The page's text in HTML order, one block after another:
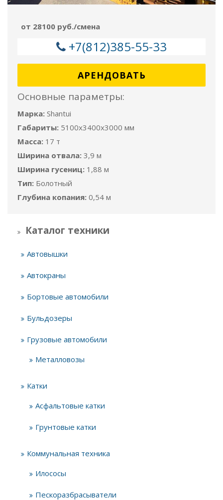
от 28100 руб./смена
+7(812)385-55-33
АРЕНДОВАТЬ
Основные параметры:
Марка: Shantui
Габариты: 5100x3400x3000 мм
Масса: 17 т
Ширина отвала: 3,9 м
Ширина гусениц: 1,88 м
Тип: Болотный
Глубина копания: 0,54 м
Каталог техники
Автовышки
Автокраны
Бортовые автомобили
Бульдозеры
Грузовые автомобили
Металловозы
Катки
Асфальтовые катки
Грунтовые катки
Коммунальная техника
Илососы
Пескоразбрасыватели